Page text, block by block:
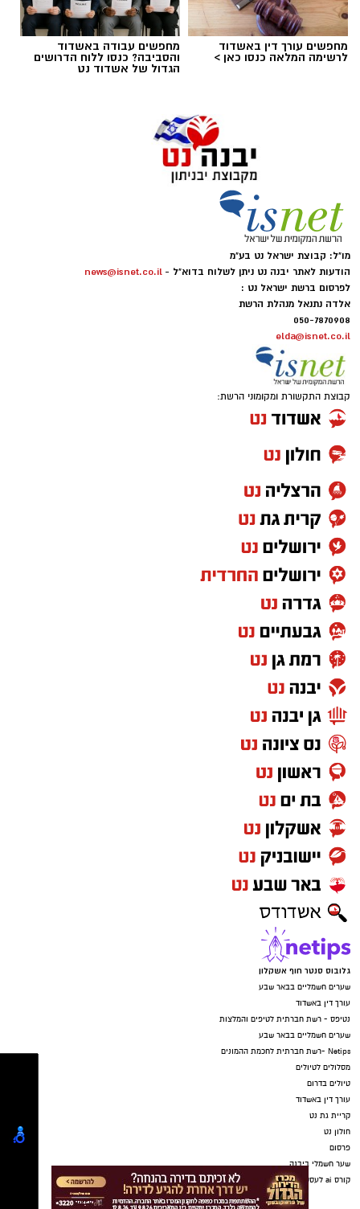
יש לכם מידע חשוב שטרם נחשף? צילומים מאירוע
חדשותי? מצאתם טעות בכתבה? נשמח שתשתפו
אותנו
מחפשים עורך דין באשדוד
לרשימה המלאה כנסו כאן >
מחפשים עבודה באשדוד
והסביבה? כנסו ללוח הדרושים
הגדול של אשדוד נט
מו"ל: קבוצת ישראל נט בע"מ
הודעות לאתר יבנה נט ניתן לשלוח בדוא"ל - news@isnet.co.il
לפרסום ברשת ישראל נט :
אלדה נתנאל מנהלת הרשת
050-7870908
elda@isnet.co.il
קבוצת התקשורת ומקומוני הרשת:
גלובוס סנטר חוף אשקלון
שערים חשמליים בבאר שבע
עורך דין באשדוד
נטיפס - רשת חברתית לטיפים והמלצות
שערים חשמליים בבאר שבע
Netips -רשת חברתית לחכמת ההמונים
מסלולים לטיולים
טיולים בדרום
עורך דין באשדוד
קריית גת נט
חולון נט
פרסום
שער חשמלי ביבנה
קורס ai לעסקים